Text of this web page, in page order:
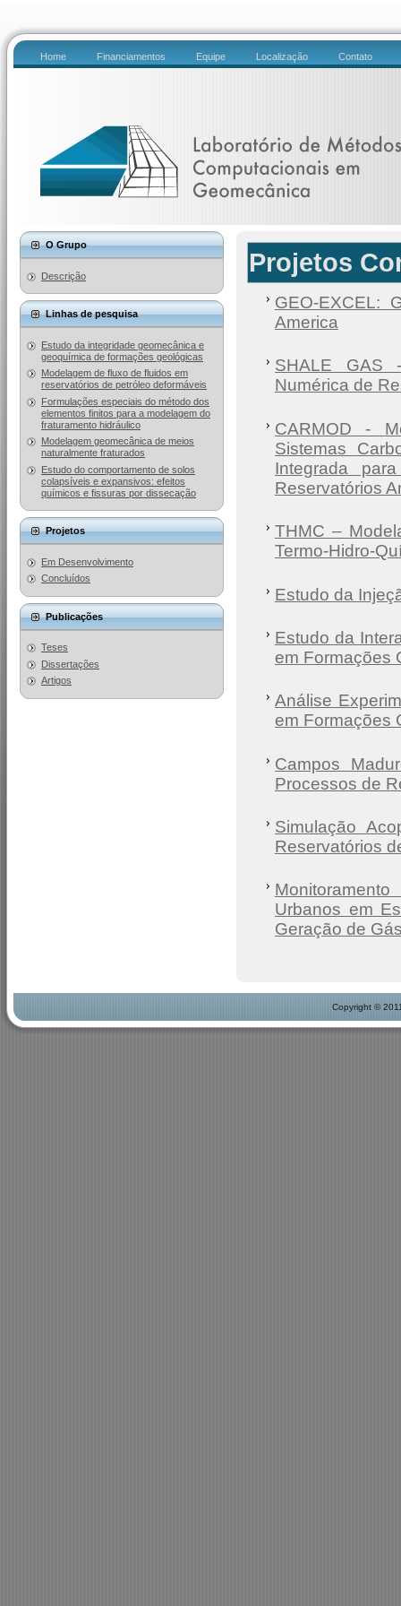
Home Financiamentos Equipe Localização Contato
O Grupo
Descrição
Linhas de pesquisa
Estudo da integridade geomecânica e
geoquímica de formações geológicas
Modelagem de fluxo de fluidos em
reservatórios de petróleo deformáveis
Formulações especiais do método dos
elementos finitos para a modelagem do
fraturamento hidráulico
Modelagem geomecânica de meios
naturalmente fraturados
Estudo do comportamento de solos
colapsíveis e expansivos: efeitos
químicos e fissuras por dissecação
Projetos
Em Desenvolvimento
Concluídos
Publicações
Teses
Dissertações
Artigos
Projetos
GEO-EXCEL:
America
SHALE GAS
Numérica de
CARMOD -
Sistemas
Integrada
Reservatórios
THMC –
Termo-Hidro-
Estudo da
Estudo da
em Formações
Análise
em Formações
Campos
Processos de
Simulação
Reservatórios
Urbanos em
Geração de
Copyright ©